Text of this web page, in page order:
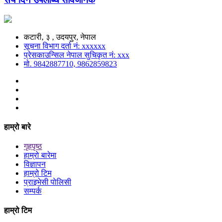
कटारी, ३ , उदयपुर, नेपाल
सूचना विभाग दर्ता नं: xxxxxx
प्रेसकाउन्सिल नेपाल सुचिकृत नं: xxx
मो. 9842887710, 9862859823
हाम्रो बारे
गृहपृष्ठ
हाम्रो बारेमा
विज्ञापन
हाम्रो टिम
प्राइभेसी पोलिसी
सम्पर्क
हाम्रो टिम